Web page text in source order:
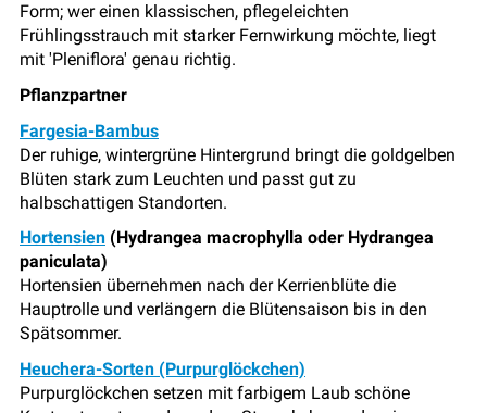
Form; wer einen klassischen, pflegeleichten
Frühlingsstrauch mit starker Fernwirkung möchte, liegt
mit 'Pleniflora' genau richtig.
Pflanzpartner
Fargesia-Bambus
Der ruhige, wintergrüne Hintergrund bringt die goldgelben
Blüten stark zum Leuchten und passt gut zu
halbschattigen Standorten.
Hortensien (Hydrangea macrophylla oder Hydrangea
paniculata)
Hortensien übernehmen nach der Kerrienblüte die
Hauptrolle und verlängern die Blütensaison bis in den
Spätsommer.
Heuchera-Sorten (Purpurglöckchen)
Purpurglöckchen setzen mit farbigem Laub schöne